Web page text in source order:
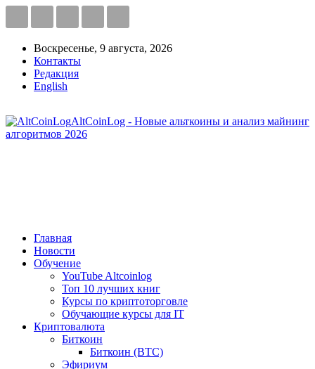
Воскресенье, 9 августа, 2026
Контакты
Редакция
English
AltCoinLog - Новые альткоины и анализ майнинг
алгоритмов 2026
Главная
Новости
Обучение
YouTube Altcoinlog
Топ 10 лучших книг
Курсы по криптоторговле
Обучающие курсы для IT
Криптовалюта
Биткоин
Биткоин (BTC)
Эфириум